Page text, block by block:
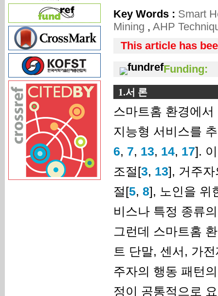
Key Words : Smart
Mining , AHP
This article has
Funding:
1.서 론
스마트홈 환경에
지능형 서비스를
6, 7, 13, 14, 17].
조절[3, 13], 거주
절[5, 8], 노인을 위
비스나 특정 종류
그런데 스마트홈
트 단말, 센서, 가
주자의 행동 패턴
정이 공통적으로